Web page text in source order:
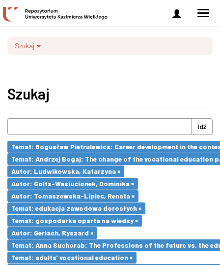
Zaloguj
się
Szukaj
Szukaj
Idź
Temat: Bogusław Pietrulewicz: Career development in the
Temat: Andrzej Bogaj: The change of the vocational education
Autor: Ludwikowska, Katarzyna ×
Autor: Goltz-Wasiucionek, Dominika ×
Autor: Tomaszewska-Lipiec, Renata ×
Temat: edukacja zawodowa dorosłych ×
Temat: gospodarka oparta na wiedzy ×
Autor: Gerlach, Ryszard ×
Temat: Anna Suchorab: The Professions of the future vs. the
Temat: adults’ vocational education ×